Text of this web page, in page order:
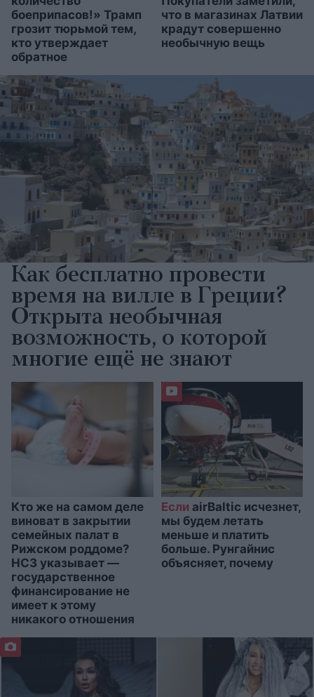
боеприпасов!» Трамп
грозит тюрьмой тем,
кто утверждает
обратное
что в магазинах Латвии
крадут совершенно
необычную вещь
Как бесплатно провести
время на вилле в Греции?
Открыта необычная
возможность, о которой
многие ещё не знают
Кто же на самом деле
виноват в закрытии
семейных палат в
Рижском роддоме?
НСЗ указывает —
государственное
финансирование не
имеет к этому
никакого отношения
Если airBaltic исчезнет,
мы будем летать
меньше и платить
больше. Рунгайнис
объясняет, почему